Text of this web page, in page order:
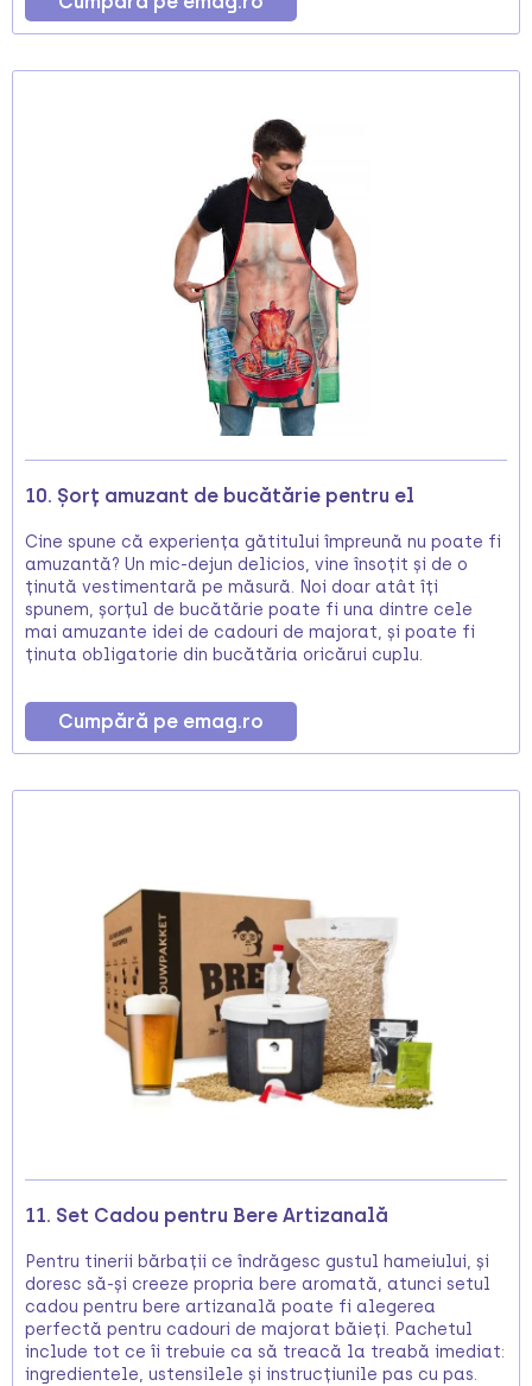
10. Șorț amuzant de bucătărie pentru el
Cine spune că experiența gătitului împreună nu poate fi
amuzantă? Un mic-dejun delicios, vine însoțit și de o
ținută vestimentară pe măsură. Noi doar atât îți
spunem, șorțul de bucătărie poate fi una dintre cele
mai amuzante idei de cadouri de majorat, și poate fi
ținuta obligatorie din bucătăria oricărui cuplu.
Cumpără pe emag.ro
11. Set Cadou pentru Bere Artizanală
Pentru tinerii bărbații ce îndrăgesc gustul hameiului, și
doresc să-și creeze propria bere aromată, atunci setul
cadou pentru bere artizanală poate fi alegerea
perfectă pentru cadouri de majorat băieți. Pachetul
include tot ce îi trebuie ca să treacă la treabă imediat:
ingredientele, ustensilele și instrucțiunile pas cu pas.